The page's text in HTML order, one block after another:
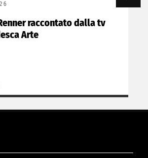
raccontato dalla tv
Arte